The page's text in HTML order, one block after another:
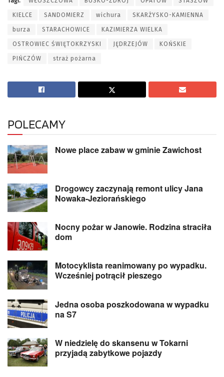
KIELCE SANDOMIERZ wichura SKARŻYSKO-KAMIENNA
burza STARACHOWICE KAZIMIERZA WIELKA
OSTROWIEC ŚWIĘTOKRZYSKI JĘDRZEJÓW KOŃSKIE
PIŃCZÓW straż pożarna
POLECAMY
Nowe place zabaw w gminie Zawichost
Drogowcy zaczynają remont ulicy Jana
Nowaka-Jeziorańskiego
Nocny pożar w Janowie. Rodzina straciła
dom
Motocyklista reanimowany po wypadku.
Wcześniej potrącił pieszego
Jedna osoba poszkodowana w wypadku
na S7
W niedzielę do skansenu w Tokarni
przyjadą zabytkowe pojazdy